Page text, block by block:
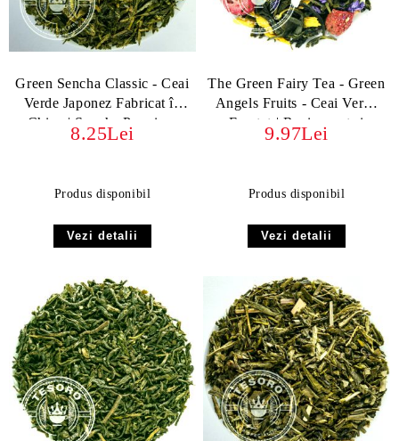
Green Sencha Classic - Ceai
Verde Japonez Fabricat în
China | Sencha Premium
8.25Lei
Produs disponibil
Vezi detalii
The Green Fairy Tea - Green
Angels Fruits - Ceai Verde
Fructat | Revigorant și
Exotic
9.97Lei
Produs disponibil
Vezi detalii